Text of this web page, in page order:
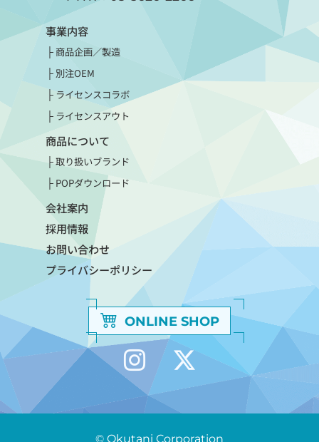
事業内容
商品企画／製造
別注OEM
ライセンスコラボ
ライセンスアウト
商品について
取り扱いブランド
POPダウンロード
会社案内
採用情報
お問い合わせ
プライバシーポリシー
ONLINE SHOP
© Okutani Corporation